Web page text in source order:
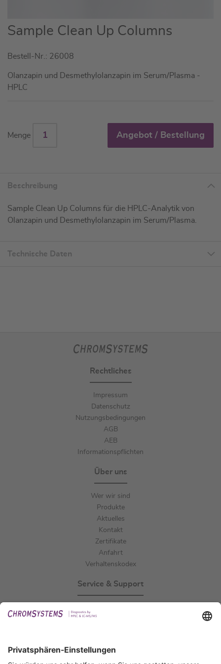
Zum
Anfang
Bildgalerie
springen
Sample Clean Up Columns
Bestell-Nr.: 26008
Olanzapin und Desmethylolanzapin im Serum/Plasma -
HPLC
Menge Angebot / Bestellung
Beschreibung
Sample Clean Up Columns für die HPLC-Analytik von
Olanzapin und Desmethylolanzapin im Serum/Plasma.
Technische Daten
Rechtliches
Impressum
Datenschutz
Nutzungsbedingungen
AGB
AEB
Informationspflichten
Über uns
Wer wir sind
Produkte
Aktuelles
Kontakt
Zertifikate
Anfahrt
Verhaltenskodex
Service & Support
IFU anfordern